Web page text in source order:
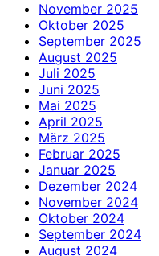
November 2025
Oktober 2025
September 2025
August 2025
Juli 2025
Juni 2025
Mai 2025
April 2025
März 2025
Februar 2025
Januar 2025
Dezember 2024
November 2024
Oktober 2024
September 2024
August 2024